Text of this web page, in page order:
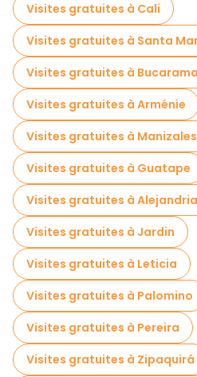
Visites gratuites à Cali
Visites gratuites à Santa
Visites gratuites à
Visites gratuites à Arménie
Visites gratuites à Manizales
Visites gratuites à Guatape
Visites gratuites à Alejandria
Visites gratuites à Jardin
Visites gratuites à Leticia
Visites gratuites à Palomino
Visites gratuites à Pereira
Visites gratuites à Zipaquirá